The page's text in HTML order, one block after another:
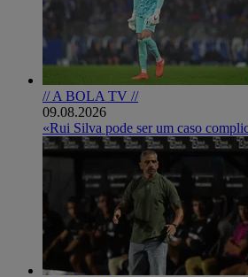
// A BOLA TV //
09.08.2026
«Rui Silva pode ser um caso